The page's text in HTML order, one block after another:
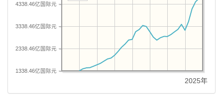
1338.46亿国际元
2338.46亿国际元
3338.46亿国际元
4338.46亿国际元
2025年